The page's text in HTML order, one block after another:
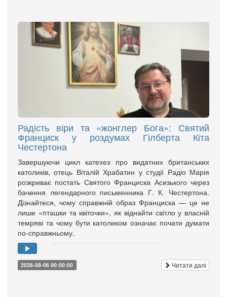
Радість віри та «жонглер Бога»: Святий
Франциск у роздумах Гілберта Кіта
Честертона
Завершуючи цикл катехез про видатних британських
католиків, отець Віталій Храбатин у студії Радіо Марія
розкриває постать Святого Франциска Асизького через
бачення легендарного письменника Г. К. Честертона.
Дізнайтеся, чому справжній образ Франциска — це не
лише «пташки та квіточки», як віднайти світло у власній
темряві та чому бути католиком означає почати думати
по-справжньому.
2026-08-06 00:00:00 Читати далі